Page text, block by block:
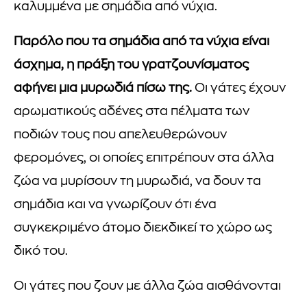
καλυμμένα με σημάδια από νύχια.
Παρόλο που τα σημάδια από τα νύχια είναι
άσχημα, η πράξη του γρατζουνίσματος
αφήνει μια μυρωδιά πίσω της. Οι γάτες έχουν
αρωματικούς αδένες στα πέλματα των
ποδιών τους που απελευθερώνουν
φερομόνες, οι οποίες επιτρέπουν στα άλλα
ζώα να μυρίσουν τη μυρωδιά, να δουν τα
σημάδια και να γνωρίζουν ότι ένα
συγκεκριμένο άτομο διεκδικεί το χώρο ως
δικό του.
Οι γάτες που ζουν με άλλα ζώα αισθάνονται